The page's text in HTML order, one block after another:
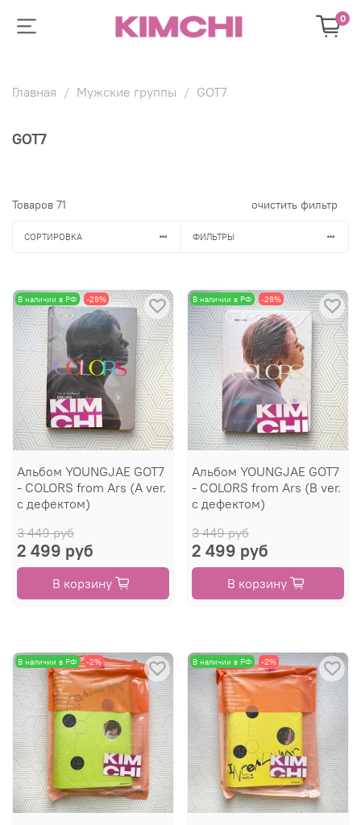
0
Главная Мужские группы GOT7
GOT7
Товаров 71 очистить фильтр
СОРТИРОВКА ФИЛЬТРЫ
В наличии в РФ -28%
Альбом YOUNGJAE GOT7
- COLORS from Ars (A ver.
с дефектом)
3 449 руб
2 499 руб
В корзину
В наличии в РФ -28%
Альбом YOUNGJAE GOT7
- COLORS from Ars (B ver.
с дефектом)
3 449 руб
2 499 руб
В корзину
В наличии в РФ -2% В наличии в РФ -2%